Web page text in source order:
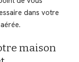
dans votre
maison